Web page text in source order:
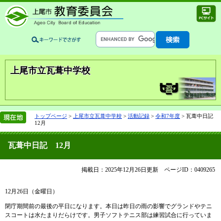
上尾市立瓦葺中学校
トップページ > 上尾市立瓦葺中学校 > 活動記録 > 令和7年度 > 瓦葺中日記
12月
瓦葺中日記 12月
掲載日：2025年12月26日更新 ページID：0409265
12月26日（金曜日）
閉庁期間前の最後の平日になります。本日は昨日の雨の影響でグランドやテニ
スコートは水たまりだらけです。男子ソフトテニス部は練習試合に行っていま